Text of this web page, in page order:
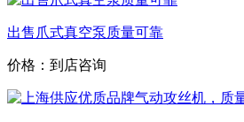
出售爪式真空泵质量可靠
价格：到店咨询